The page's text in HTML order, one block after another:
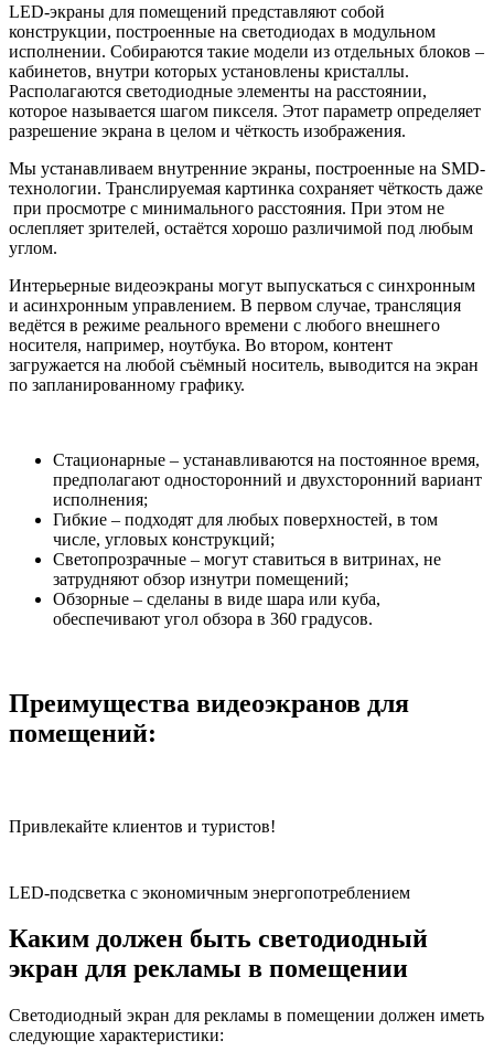
LED-экраны для помещений представляют собой
конструкции, построенные на светодиодах в модульном
исполнении. Собираются такие модели из отдельных блоков –
кабинетов, внутри которых установлены кристаллы.
Располагаются светодиодные элементы на расстоянии,
которое называется шагом пикселя. Этот параметр определяет
разрешение экрана в целом и чёткость изображения.
Мы устанавливаем внутренние экраны, построенные на SMD-
технологии. Транслируемая картинка сохраняет чёткость даже
при просмотре с минимального расстояния. При этом не
ослепляет зрителей, остаётся хорошо различимой под любым
углом.
Интерьерные видеоэкраны могут выпускаться с синхронным
и асинхронным управлением. В первом случае, трансляция
ведётся в режиме реального времени с любого внешнего
носителя, например, ноутбука. Во втором, контент
загружается на любой съёмный носитель, выводится на экран
по запланированному графику.
Стационарные – устанавливаются на постоянное время,
предполагают односторонний и двухсторонний вариант
исполнения;
Гибкие – подходят для любых поверхностей, в том
числе, угловых конструкций;
Светопрозрачные – могут ставиться в витринах, не
затрудняют обзор изнутри помещений;
Обзорные – сделаны в виде шара или куба,
обеспечивают угол обзора в 360 градусов.
Преимущества видеоэкранов для
помещений:
Привлекайте клиентов и туристов!
LED-подсветка с экономичным энергопотреблением
Каким должен быть светодиодный
экран для рекламы в помещении
Светодиодный экран для рекламы в помещении должен иметь
следующие характеристики: